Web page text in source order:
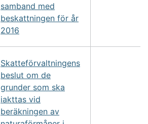
samband med
beskattningen för år
2016
Skatteförvaltningens
beslut om de
grunder som ska
iakttas vid
beräkningen av